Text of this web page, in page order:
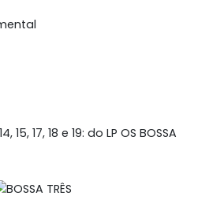
15, 17, 18 e 19: do LP OS BOSSA